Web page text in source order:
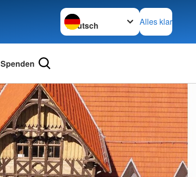
Sprache wechseln zu
Alles klar
Spenden